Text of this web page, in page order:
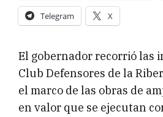
Telegram X
El gobernador recorrió las
Club Defensores de la
el marco de las obras de
en valor que se ejecutan